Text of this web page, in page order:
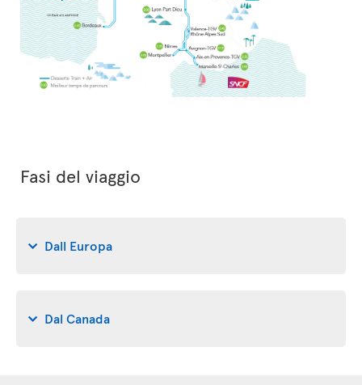
Fasi del viaggio
Dall Europa
Dal Canada